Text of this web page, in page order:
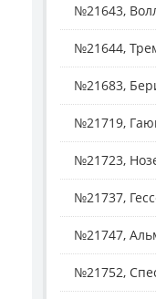
№21643,
№21644,
№21683,
№21719,
№21723,
№21737,
№21747,
№21752,